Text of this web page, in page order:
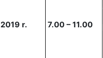
r. 7.00 – 11.00